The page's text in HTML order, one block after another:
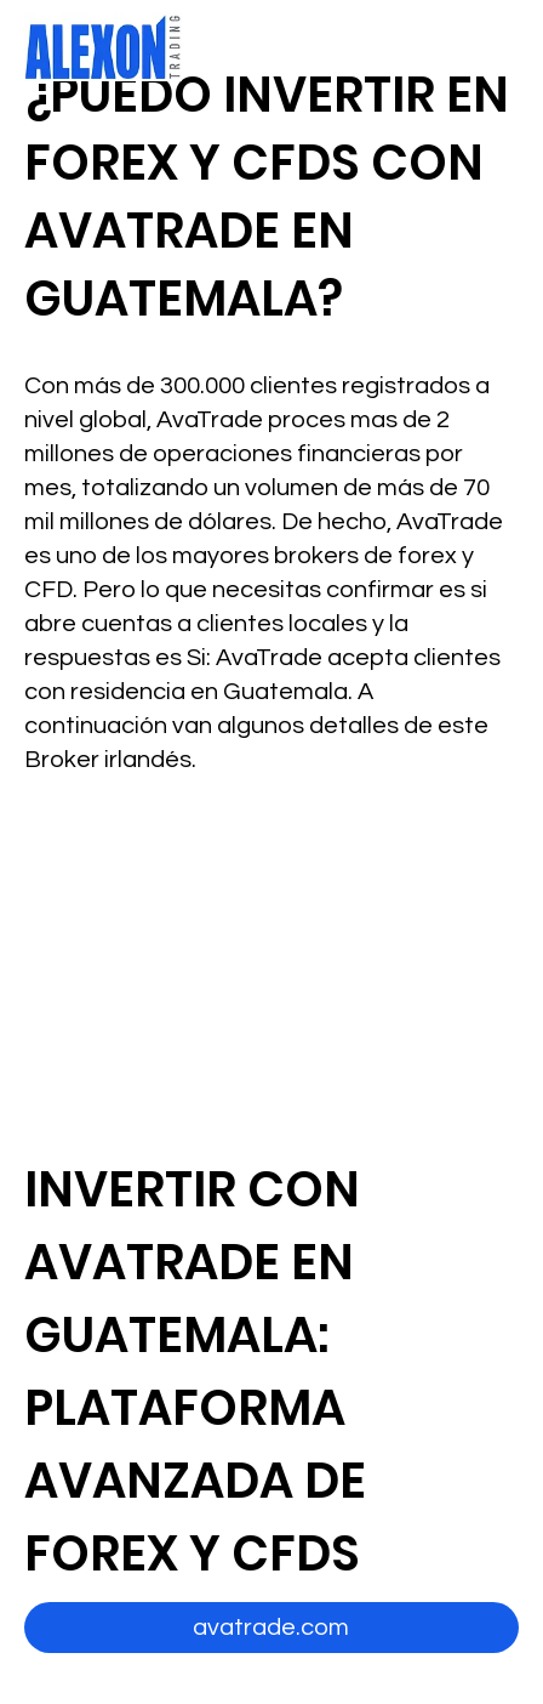
¿PUEDO INVERTIR EN
FOREX Y CFDS CON
AVATRADE EN
GUATEMALA?
Con más de 300.000 clientes registrados a
nivel global, AvaTrade proces mas de 2
millones de operaciones financieras por
mes, totalizando un volumen de más de 70
mil millones de dólares. De hecho, AvaTrade
es uno de los mayores brokers de forex y
CFD. Pero lo que necesitas confirmar es si
abre cuentas a clientes locales y la
respuestas es Si: AvaTrade acepta clientes
con residencia en Guatemala. A
continuación van algunos detalles de este
Broker irlandés.
INVERTIR CON
AVATRADE EN
GUATEMALA:
PLATAFORMA
AVANZADA DE
FOREX Y CFDS
avatrade.com